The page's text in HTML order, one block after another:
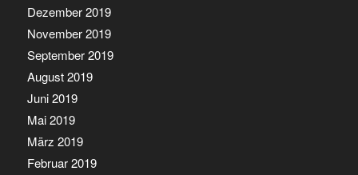
Dezember 2019
November 2019
September 2019
August 2019
Juni 2019
Mai 2019
März 2019
Februar 2019